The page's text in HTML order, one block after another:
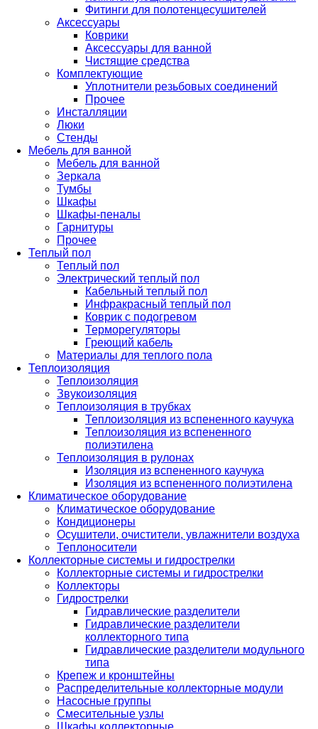
Фитинги для полотенцесушителей
Аксессуары
Коврики
Аксессуары для ванной
Чистящие средства
Комплектующие
Уплотнители резьбовых соединений
Прочее
Инсталляции
Люки
Стенды
Мебель для ванной
Мебель для ванной
Зеркала
Тумбы
Шкафы
Шкафы-пеналы
Гарнитуры
Прочее
Теплый пол
Теплый пол
Электрический теплый пол
Кабельный теплый пол
Инфракрасный теплый пол
Коврик с подогревом
Терморегуляторы
Греющий кабель
Материалы для теплого пола
Теплоизоляция
Теплоизоляция
Звукоизоляция
Теплоизоляция в трубках
Теплоизоляция из вспененного каучука
Теплоизоляция из вспененного
полиэтилена
Теплоизоляция в рулонах
Изоляция из вспененного каучука
Изоляция из вспененного полиэтилена
Климатическое оборудование
Климатическое оборудование
Кондиционеры
Осушители, очистители, увлажнители воздуха
Теплоносители
Коллекторные системы и гидрострелки
Коллекторные системы и гидрострелки
Коллекторы
Гидрострелки
Гидравлические разделители
Гидравлические разделители
коллекторного типа
Гидравлические разделители модульного
типа
Крепеж и кронштейны
Распределительные коллекторные модули
Насосные группы
Смесительные узлы